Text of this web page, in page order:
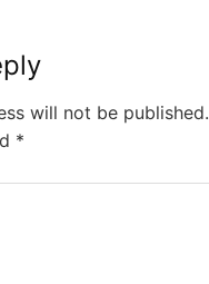
will not be published.
*